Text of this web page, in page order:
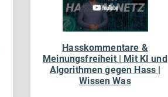
Hasskommentare &
Meinungsfreiheit | Mit KI und
Algorithmen gegen Hass |
Wissen Was